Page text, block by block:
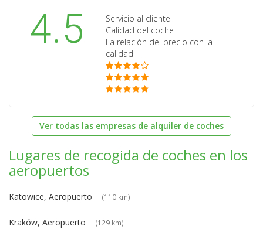
4.5
Servicio al cliente
Calidad del coche
La relación del precio con la
calidad
Ver todas las empresas de alquiler de coches
Lugares de recogida de coches en los
aeropuertos
Katowice, Aeropuerto (110 km)
Kraków, Aeropuerto (129 km)